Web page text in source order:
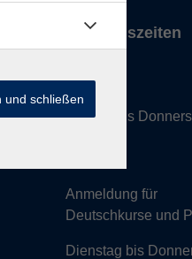
Öffnungszeiten
VHS
Montag bis
Anmeldung für
Deutschkurse und
Dienstag bis
und schließen